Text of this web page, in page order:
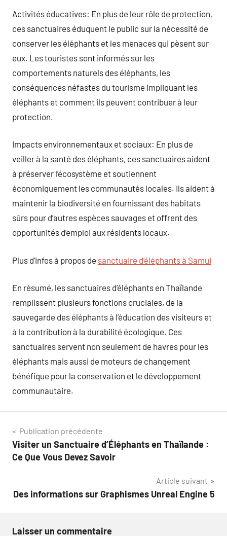
Activités éducatives: En plus de leur rôle de protection,
ces sanctuaires éduquent le public sur la nécessité de
conserver les éléphants et les menaces qui pèsent sur
eux. Les touristes sont informés sur les
comportements naturels des éléphants, les
conséquences néfastes du tourisme impliquant les
éléphants et comment ils peuvent contribuer à leur
protection.
Impacts environnementaux et sociaux: En plus de
veiller à la santé des éléphants, ces sanctuaires aident
à préserver l’écosystème et soutiennent
économiquement les communautés locales. Ils aident à
maintenir la biodiversité en fournissant des habitats
sûrs pour d’autres espèces sauvages et offrent des
opportunités d’emploi aux résidents locaux.
Plus d’infos à propos de sanctuaire d’éléphants à Samui
En résumé, les sanctuaires d’éléphants en Thaïlande
remplissent plusieurs fonctions cruciales, de la
sauvegarde des éléphants à l’éducation des visiteurs et
à la contribution à la durabilité écologique. Ces
sanctuaires servent non seulement de havres pour les
éléphants mais aussi de moteurs de changement
bénéfique pour la conservation et le développement
communautaire.
Navigation
de
Publication précédente
Visiter un Sanctuaire d’Éléphants en Thaïlande :
Ce Que Vous Devez Savoir
Article suivant
Des informations sur Graphismes Unreal Engine 5
Laisser un commentaire